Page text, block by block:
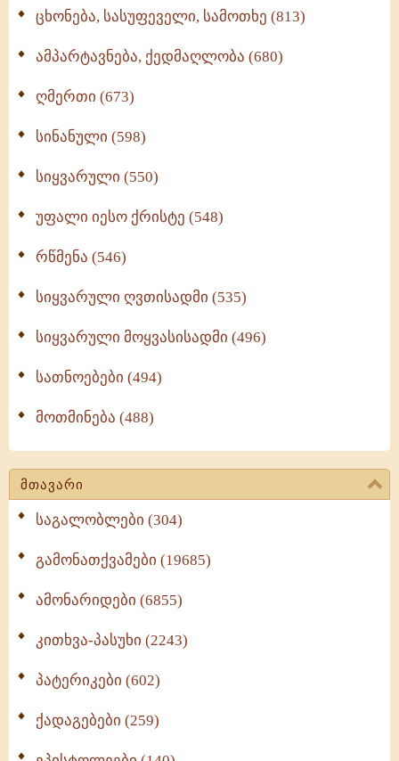
ცხონება, სასუფეველი, სამოთხე (813)
ამპარტავნება, ქედმაღლობა (680)
ღმერთი (673)
სინანული (598)
სიყვარული (550)
უფალი იესო ქრისტე (548)
რწმენა (546)
სიყვარული ღვთისადმი (535)
სიყვარული მოყვასისადმი (496)
სათნოებები (494)
მოთმინება (488)
მთავარი
საგალობლები (304)
გამონათქვამები (19685)
ამონარიდები (6855)
კითხვა-პასუხი (2243)
პატერიკები (602)
ქადაგებები (259)